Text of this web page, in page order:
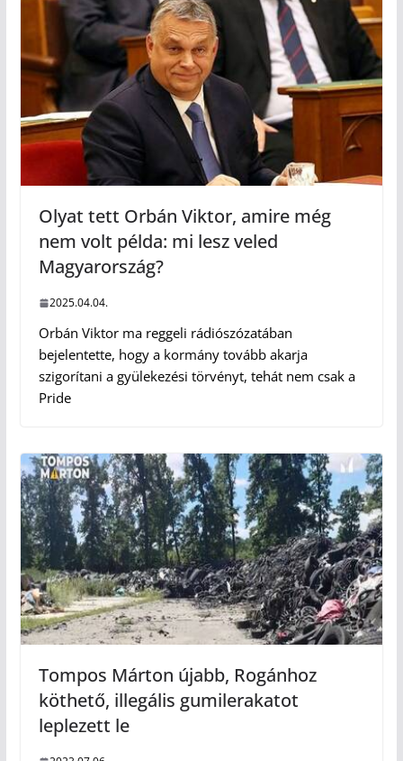
Olyat tett Orbán Viktor, amire még
nem volt példa: mi lesz veled
Magyarország?
2025.04.04.
Orbán Viktor ma reggeli rádiószózatában
bejelentette, hogy a kormány tovább akarja
szigorítani a gyülekezési törvényt, tehát nem csak a
Pride
Tompos Márton újabb, Rogánhoz
köthető, illegális gumilerakatot
leplezett le